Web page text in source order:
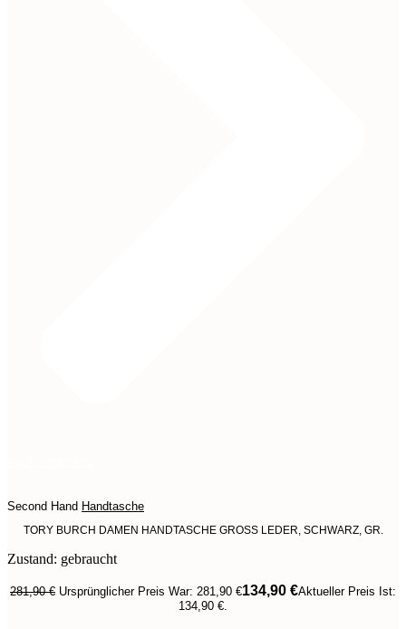
Second Hand Handtasche
TORY BURCH DAMEN HANDTASCHE GROSS LEDER, SCHWARZ, GR.
Zustand: gebraucht
281,90€ Ursprünglicher Preis War: 281,90 €134,90 €Aktueller Preis Ist:
134,90 €.